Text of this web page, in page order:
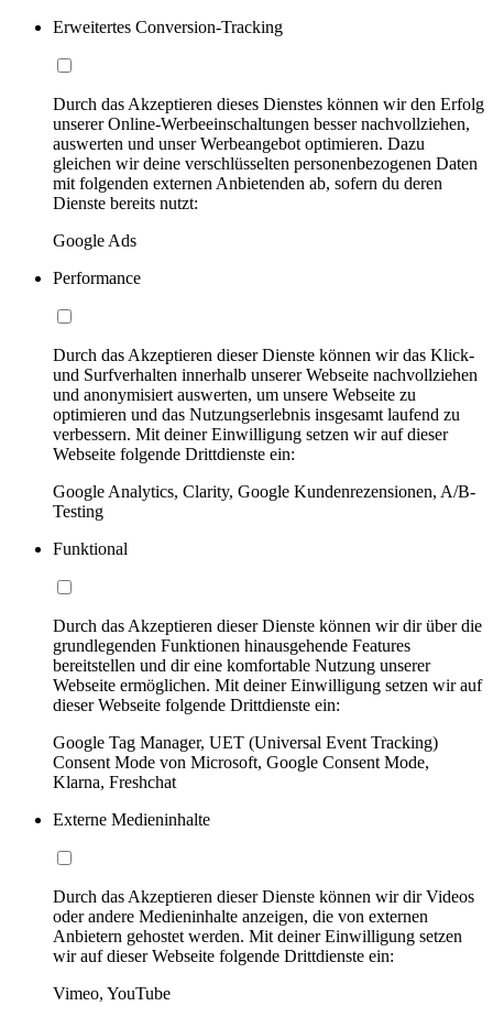
Erweitertes Conversion-Tracking
Durch das Akzeptieren dieses Dienstes können wir den Erfolg
unserer Online-Werbeeinschaltungen besser nachvollziehen,
auswerten und unser Werbeangebot optimieren. Dazu
gleichen wir deine verschlüsselten personenbezogenen Daten
mit folgenden externen Anbietenden ab, sofern du deren
Dienste bereits nutzt:
Google Ads
Performance
Durch das Akzeptieren dieser Dienste können wir das Klick-
und Surfverhalten innerhalb unserer Webseite nachvollziehen
und anonymisiert auswerten, um unsere Webseite zu
optimieren und das Nutzungserlebnis insgesamt laufend zu
verbessern. Mit deiner Einwilligung setzen wir auf dieser
Webseite folgende Drittdienste ein:
Google Analytics, Clarity, Google Kundenrezensionen, A/B-
Testing
Funktional
Durch das Akzeptieren dieser Dienste können wir dir über die
grundlegenden Funktionen hinausgehende Features
bereitstellen und dir eine komfortable Nutzung unserer
Webseite ermöglichen. Mit deiner Einwilligung setzen wir auf
dieser Webseite folgende Drittdienste ein:
Google Tag Manager, UET (Universal Event Tracking)
Consent Mode von Microsoft, Google Consent Mode,
Klarna, Freshchat
Externe Medieninhalte
Durch das Akzeptieren dieser Dienste können wir dir Videos
oder andere Medieninhalte anzeigen, die von externen
Anbietern gehostet werden. Mit deiner Einwilligung setzen
wir auf dieser Webseite folgende Drittdienste ein:
Vimeo, YouTube